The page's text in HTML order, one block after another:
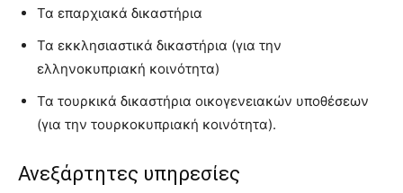
Τα επαρχιακά δικαστήρια
Τα εκκλησιαστικά δικαστήρια (για την
ελληνοκυπριακή κοινότητα)
Τα τουρκικά δικαστήρια οικογενειακών υποθέσεων
(για την τουρκοκυπριακή κοινότητα).
Ανεξάρτητες υπηρεσίες